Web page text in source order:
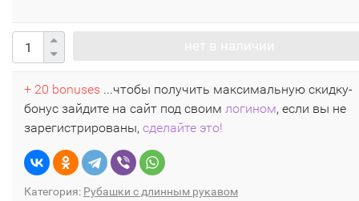
+ 20 bonuses ...чтобы получить максимальную скидку-
бонус зайдите на сайт под своим логином, если вы не
зарегистрированы, сделайте это!
Категория: Рубашки с длинным рукавом